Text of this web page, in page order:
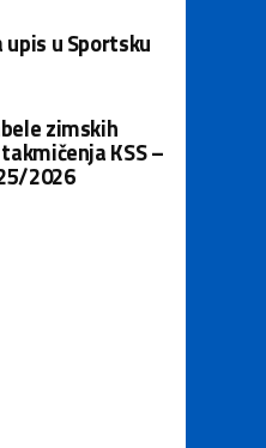
u Sportsku
zimskih
KSS –
2026